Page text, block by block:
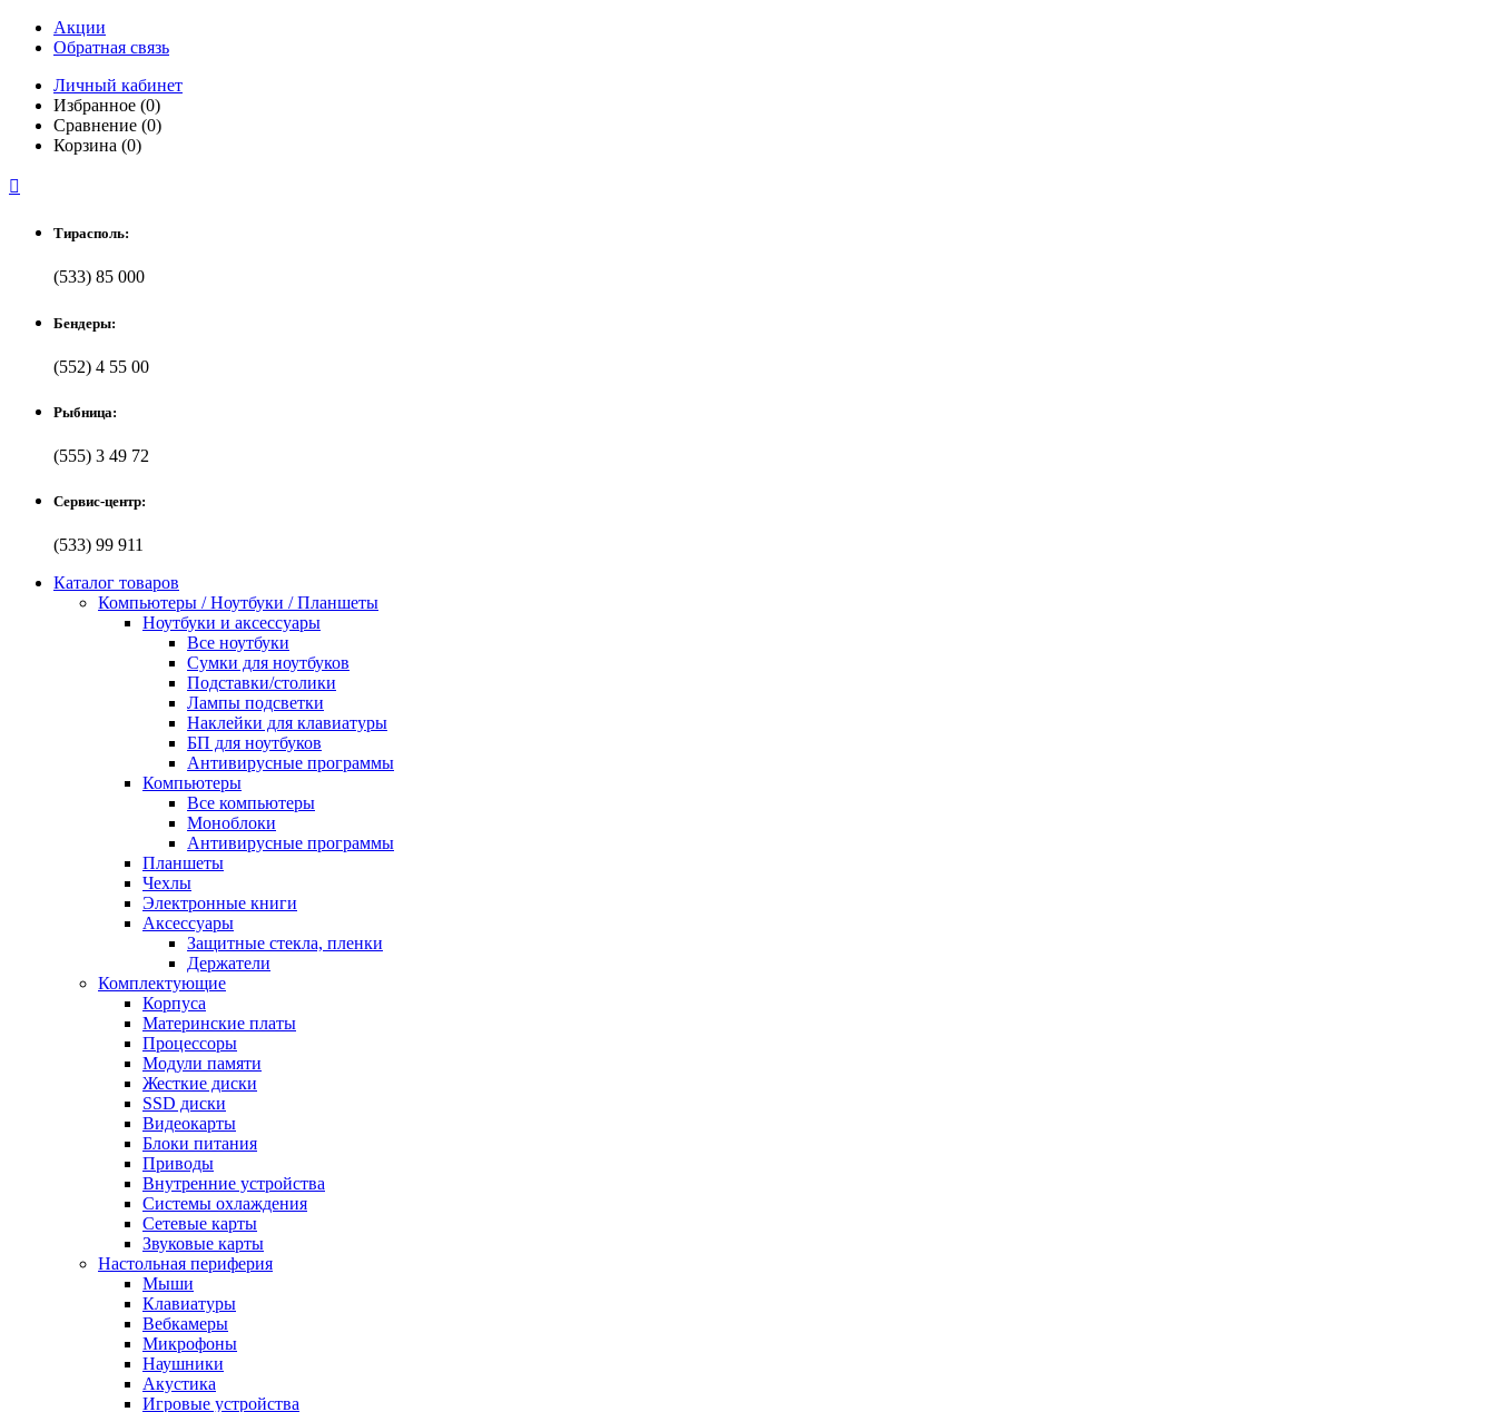
Акции
Обратная связь
Личный кабинет
Избранное (0)
Сравнение (0)
Корзина (0)

Тирасполь:
(533) 85 000
Бендеры:
(552) 4 55 00
Рыбница:
(555) 3 49 72
Сервис-центр:
(533) 99 911
Каталог товаров
Компьютеры / Ноутбуки / Планшеты
Ноутбуки и аксессуары
Все ноутбуки
Сумки для ноутбуков
Подставки/столики
Лампы подсветки
Наклейки для клавиатуры
БП для ноутбуков
Антивирусные программы
Компьютеры
Все компьютеры
Моноблоки
Антивирусные программы
Планшеты
Чехлы
Электронные книги
Аксессуары
Защитные стекла, пленки
Держатели
Комплектующие
Корпуса
Материнские платы
Процессоры
Модули памяти
Жесткие диски
SSD диски
Видеокарты
Блоки питания
Приводы
Внутренние устройства
Системы охлаждения
Сетевые карты
Звуковые карты
Настольная периферия
Мыши
Клавиатуры
Вебкамеры
Микрофоны
Наушники
Акустика
Игровые устройства